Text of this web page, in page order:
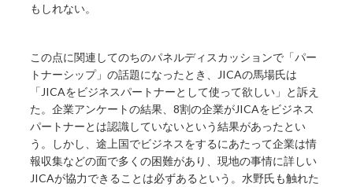
もしれない。
この点に関連してのちのパネルディスカッションで「パー
トナーシップ」の話題になったとき、JICAの馬場氏は
「JICAをビジネスパートナーとして使って欲しい」と訴え
た。企業アンケートの結果、8割の企業がJICAをビジネス
パートナーとは認識していないという結果があったとい
う。しかし、途上国でビジネスをするにあたって企業は情
報収集などの面で多くの困難があり、現地の事情に詳しい
JICAが協力できることは必ずあるという。水野氏も触れた